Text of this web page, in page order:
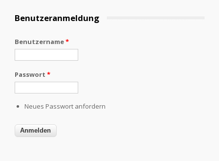
Benutzeranmeldung
Benutzername*
Passwort *
Neues Passwort anfordern